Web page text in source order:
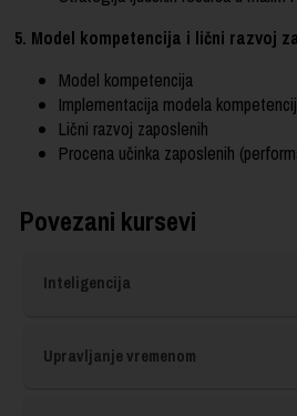
5. Model kompetencija i lični razvoj
Model kompetencija
Implementacija modela
Lični razvoj zaposlenih
Procena učinka zaposlenih
Povezani kursevi
Inteligencija
Upravljanje vremenom